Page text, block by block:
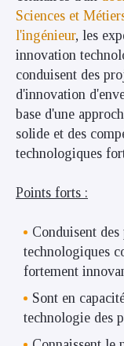
Sciences et
l'ingénieur, les
innovation
conduisent des
d'innovation
base d'une
solide et des
technologiques
Points forts :
Conduisent
technologiques
fortement
Sont en
technologie des